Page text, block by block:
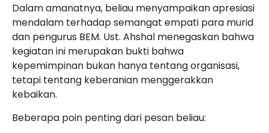
Dalam amanatnya, beliau menyampaikan apresiasi
mendalam terhadap semangat empati para murid
dan pengurus BEM. Ust. Ahshal menegaskan bahwa
kegiatan ini merupakan bukti bahwa
kepemimpinan bukan hanya tentang organisasi,
tetapi tentang keberanian menggerakkan
kebaikan.
Beberapa poin penting dari pesan beliau: